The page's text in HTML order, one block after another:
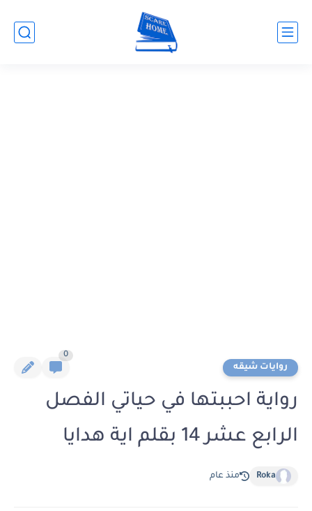
روايات شيقه
0
رواية احببتها في حياتي الفصل
الرابع عشر 14 بقلم اية هدايا
Roka منذ عام